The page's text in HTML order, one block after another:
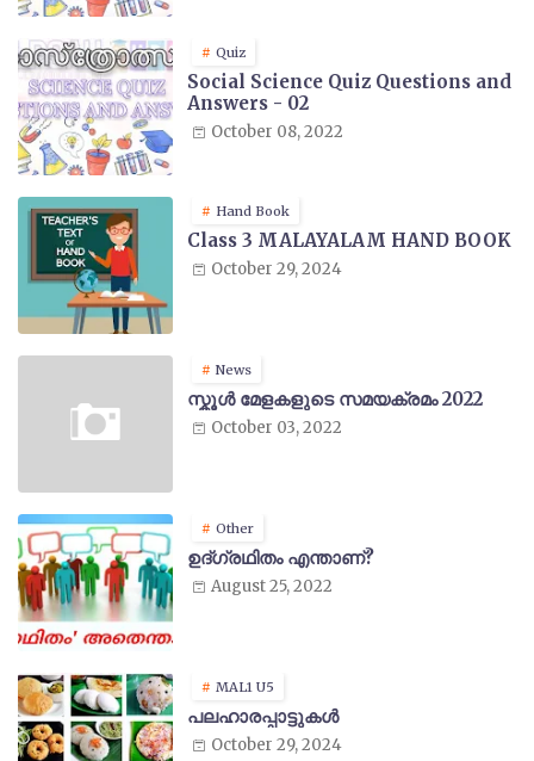
Quiz
Social Science Quiz Questions and
Answers - 02
October 08, 2022
Hand Book
Class 3 MALAYALAM HAND BOOK
October 29, 2024
News
സ്കൂൾ മേളകളുടെ സമയക്രമം 2022
October 03, 2022
Other
ഉദ്ഗ്രഥിതം എന്താണ്?
August 25, 2022
MAL1 U5
പലഹാരപ്പാട്ടുകൾ
October 29, 2024